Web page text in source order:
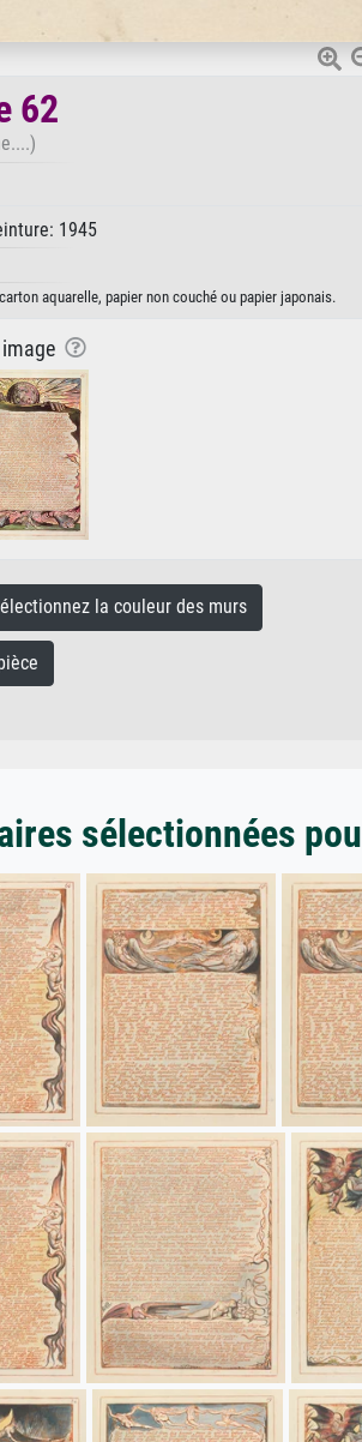
62
1945
aquarelle, papier non couché ou papier japonais.
la couleur des murs
sélectionnées